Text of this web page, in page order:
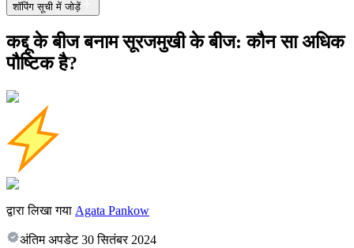
शॉपिंग सूची में जोड़ें
कद्दू के बीज बनाम सूरजमुखी के बीज: कौन सा अधिक
पौष्टिक है?
द्वारा लिखा गया Agata Pankow
अंतिम अपडेट 30 सितंबर 2024